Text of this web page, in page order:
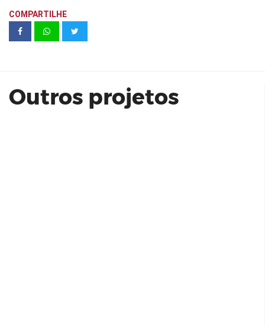
COMPARTILHE
Outros projetos
Living Concept Panamby | Cyrela